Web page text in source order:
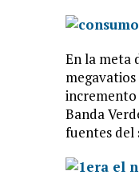
En la meta
incremento
Banda
fuentes del